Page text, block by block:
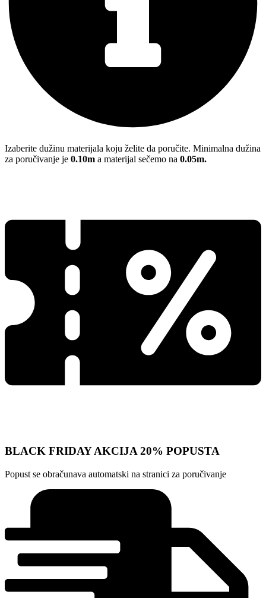
Izaberite dužinu materijala koju želite da poručite. Minimalna dužina
za poručivanje je 0.10m a materijal sečemo na 0.05m.
BLACK FRIDAY AKCIJA 20% POPUSTA
Popust se obračunava automatski na stranici za poručivanje